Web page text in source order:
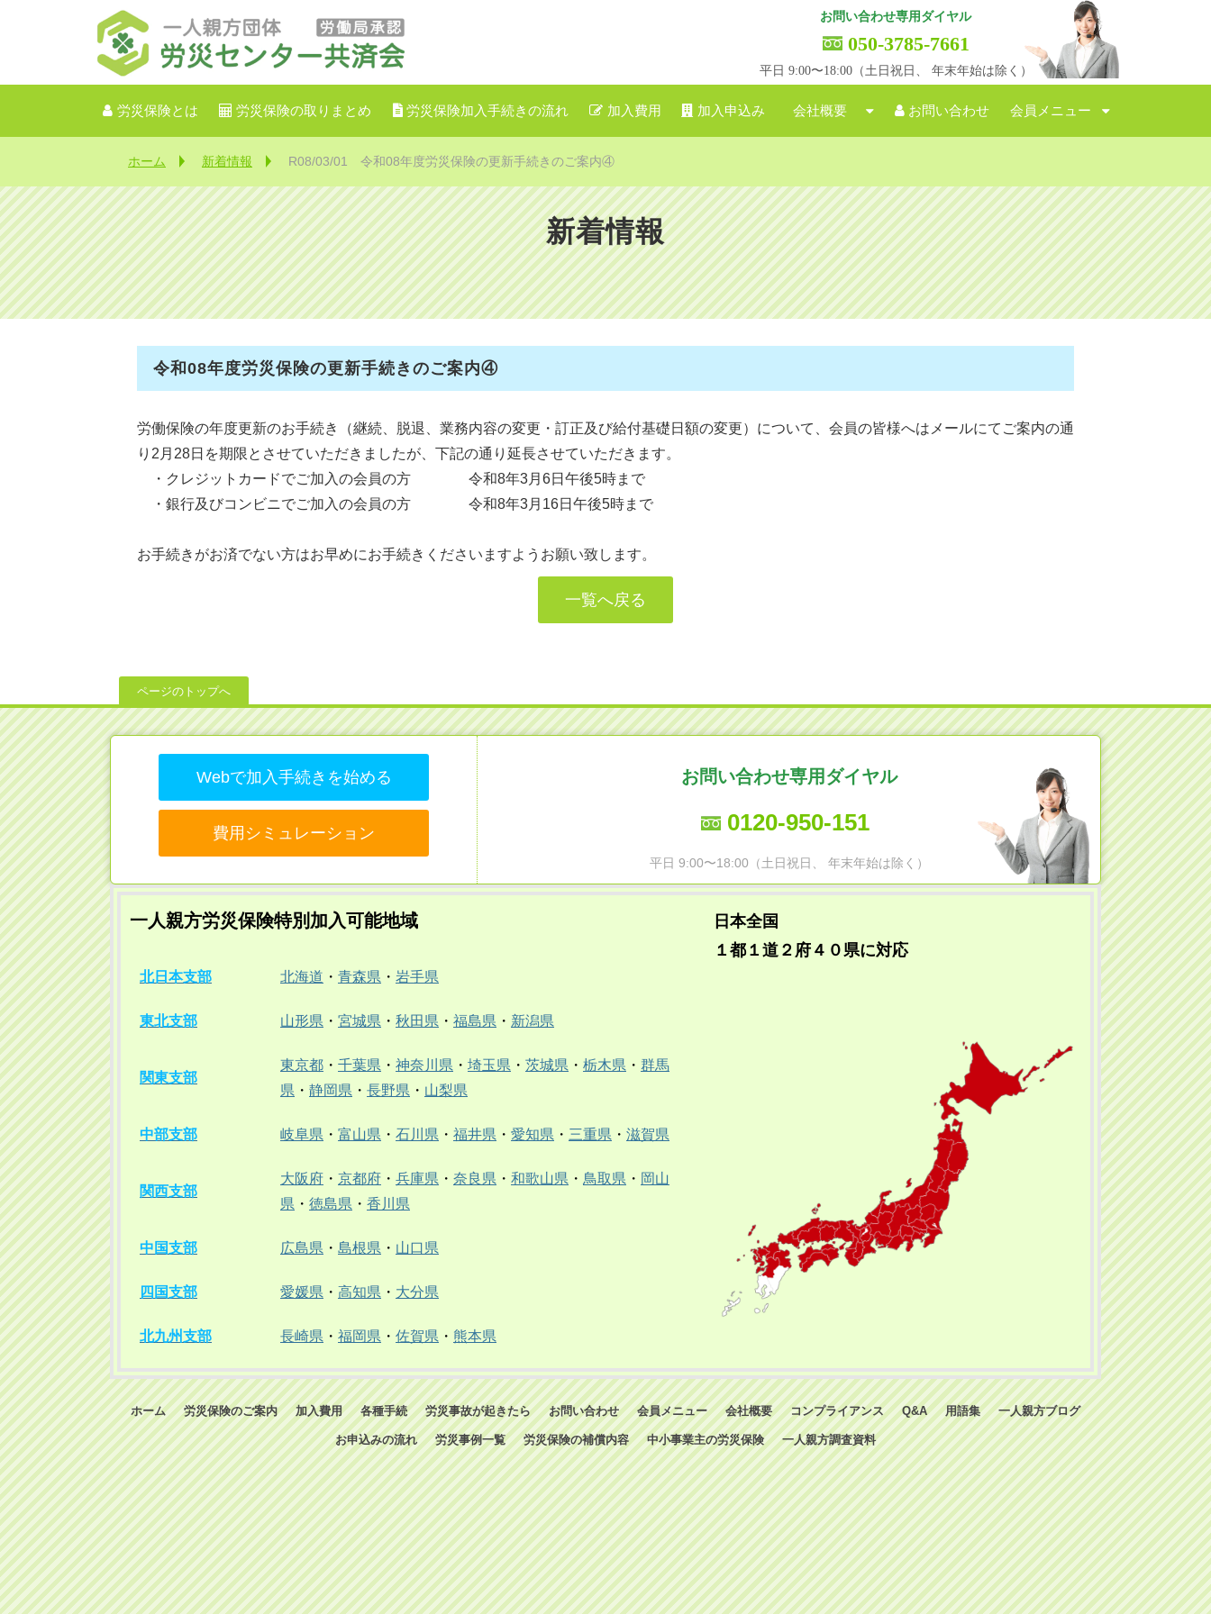
お問い合わせ専用ダイヤル
050-3785-7661
平日 9:00〜18:00（土日祝日、 年末年始は除く）
労災保険とは 労災保険の取りまとめ 労災保険加入手続きの流れ 加入費用 加入申込み 会社概要 お問い合わせ 会員メニュー
ホーム 新着情報 R08/03/01 令和08年度労災保険の更新手続きのご案内④
新着情報
令和08年度労災保険の更新手続きのご案内④
労働保険の年度更新のお手続き（継続、脱退、業務内容の変更・訂正及び給付基礎日額の変更）について、会員の皆様へはメールにてご案内の通
り2月28日を期限とさせていただきましたが、下記の通り延長させていただきます。
・クレジットカードでご加入の会員の方 令和8年3月6日午後5時まで
・銀行及びコンビニでご加入の会員の方 令和8年3月16日午後5時まで
お手続きがお済でない方はお早めにお手続きくださいますようお願い致します。
一覧へ戻る
ページのトップへ
Webで加入手続きを始める
費用シミュレーション
お問い合わせ専用ダイヤル
0120-950-151
平日 9:00〜18:00（土日祝日、 年末年始は除く）
一人親方労災保険特別加入可能地域
北日本支部 北海道 ・ 青森県 ・ 岩手県
東北支部 山形県 ・ 宮城県 ・ 秋田県 ・ 福島県 ・ 新潟県
関東支部
東京都 ・ 千葉県 ・ 神奈川県 ・ 埼玉県 ・ 茨城県 ・ 栃木県 ・ 群馬
県 ・ 静岡県 ・ 長野県 ・ 山梨県
中部支部 岐阜県 ・ 富山県 ・ 石川県 ・ 福井県 ・ 愛知県 ・ 三重県 ・ 滋賀県
関西支部
大阪府 ・ 京都府 ・ 兵庫県 ・ 奈良県 ・ 和歌山県 ・ 鳥取県 ・ 岡山
県 ・ 徳島県 ・ 香川県
中国支部 広島県 ・ 島根県 ・ 山口県
四国支部 愛媛県 ・ 高知県 ・ 大分県
北九州支部 長崎県 ・ 福岡県 ・ 佐賀県 ・ 熊本県
日本全国
１都１道２府４０県に対応
ホーム 労災保険のご案内 加入費用 各種手続 労災事故が起きたら お問い合わせ 会員メニュー 会社概要 コンプライアンス Q&A 用語集 一人親方ブログ
お申込みの流れ 労災事例一覧 労災保険の補償内容 中小事業主の労災保険 一人親方調査資料